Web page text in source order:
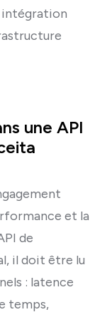
intégration
une API
et la
de
il doit être lu
: latence
temps,